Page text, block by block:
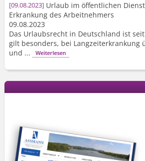
09.08.2023 Urlaub im öffentlichen
Erkrankung des Arbeitnehmers
09.08.2023
Das Urlaubsrecht in Deutschland ist
gilt besonders, bei Langzeiterkrankung
und ...
Weiterlesen